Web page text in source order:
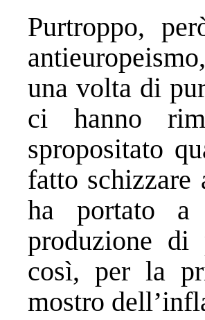
Purtroppo,
una volta di
ci hanno
spropositato
fatto
ha portato a
produzione di
così, per la
mostro